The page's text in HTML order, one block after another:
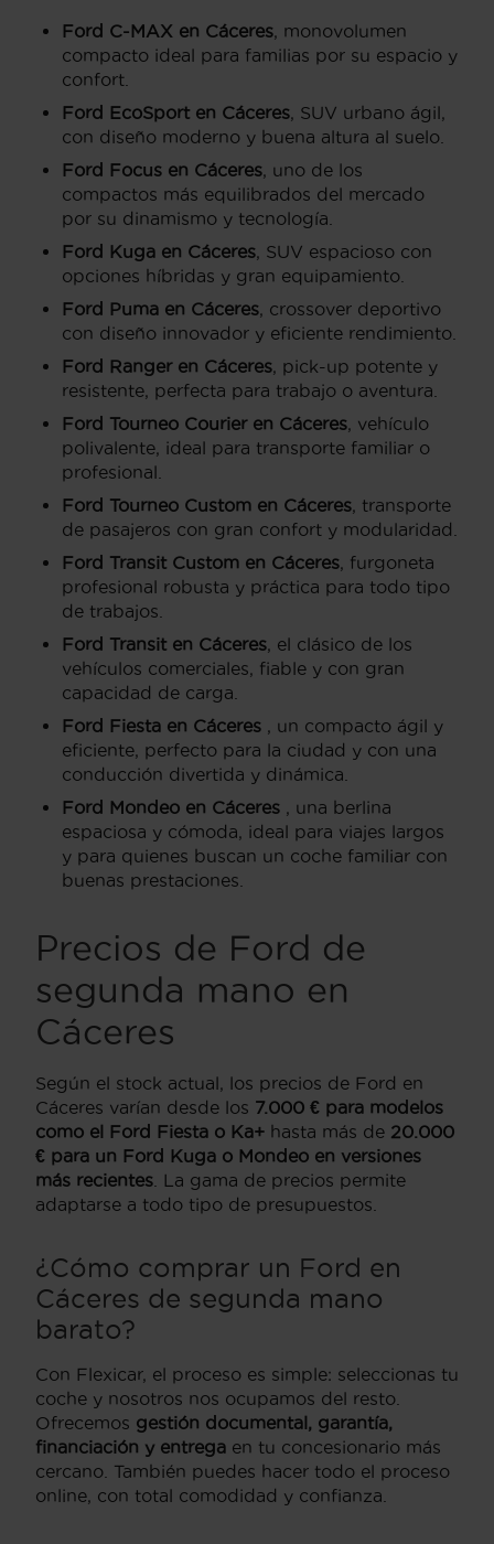
Ford C-MAX en Cáceres , monovolumen
compacto ideal para familias por su espacio y
confort.
Ford EcoSport en Cáceres , SUV urbano ágil,
con diseño moderno y buena altura al suelo.
Ford Focus en Cáceres , uno de los
compactos más equilibrados del mercado
por su dinamismo y tecnología.
Ford Kuga en Cáceres , SUV espacioso con
opciones híbridas y gran equipamiento.
Ford Puma en Cáceres , crossover deportivo
con diseño innovador y eficiente rendimiento.
Ford Ranger en Cáceres , pick-up potente y
resistente, perfecta para trabajo o aventura.
Ford Tourneo Courier en Cáceres , vehículo
polivalente, ideal para transporte familiar o
profesional.
Ford Tourneo Custom en Cáceres , transporte
de pasajeros con gran confort y modularidad.
Ford Transit Custom en Cáceres , furgoneta
profesional robusta y práctica para todo tipo
de trabajos.
Ford Transit en Cáceres , el clásico de los
vehículos comerciales, fiable y con gran
capacidad de carga.
Ford Fiesta en Cáceres , un compacto ágil y
eficiente, perfecto para la ciudad y con una
conducción divertida y dinámica.
Ford Mondeo en Cáceres , una berlina
espaciosa y cómoda, ideal para viajes largos
y para quienes buscan un coche familiar con
buenas prestaciones.
Precios de Ford de
segunda mano en
Cáceres
Según el stock actual, los precios de Ford en
Cáceres varían desde los 7.000 € para modelos
como el Ford Fiesta o Ka+ hasta más de 20.000
€ para un Ford Kuga o Mondeo en versiones
más recientes . La gama de precios permite
adaptarse a todo tipo de presupuestos.
¿Cómo comprar un Ford en
Cáceres de segunda mano
barato?
Con Flexicar, el proceso es simple: seleccionas tu
coche y nosotros nos ocupamos del resto.
Ofrecemos gestión documental, garantía,
financiación y entrega en tu concesionario más
cercano. También puedes hacer todo el proceso
online, con total comodidad y confianza.